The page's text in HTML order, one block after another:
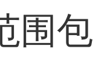
围包